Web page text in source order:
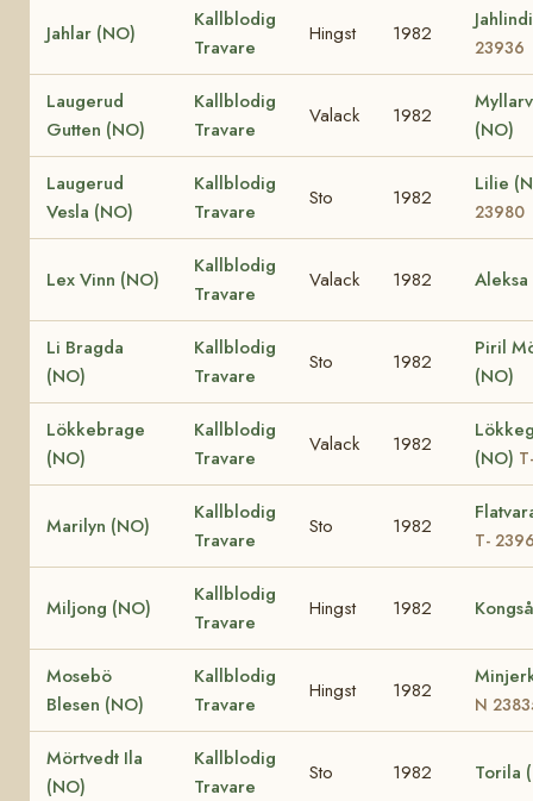
Jahlar (NO)
Kallblodig
Travare
Hingst 1982
23936
Laugerud
Gutten (NO)
Kallblodig
Travare
Valack 1982
(NO)
Laugerud
Vesla (NO)
Kallblodig
Travare
Sto 1982
Lilie
23980
Lex Vinn (NO)
Kallblodig
Travare
Valack 1982
Li Bragda
(NO)
Kallblodig
Travare
Sto 1982
Piril
(NO)
Lökkebrage
(NO)
Kallblodig
Travare
Valack 1982
(NO)
Marilyn (NO)
Kallblodig
Travare
Sto 1982
T-
Miljong (NO)
Kallblodig
Travare
Hingst 1982
Mosebö
Blesen (NO)
Kallblodig
Travare
Hingst 1982
N
Mörtvedt Ila
(NO)
Kallblodig
Travare
Sto 1982 Torila